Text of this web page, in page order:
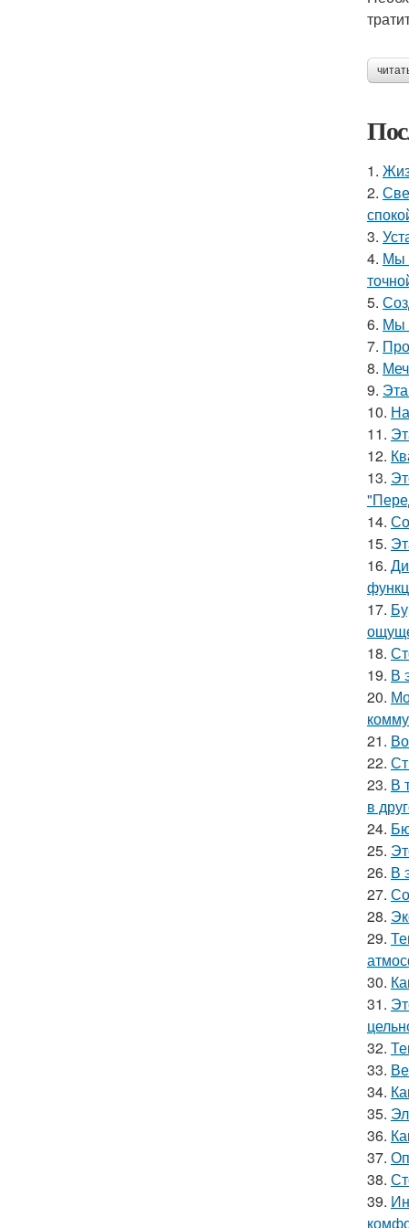
1.
2.
3.
4. Мы
5.
6. Мы
7.
8.
9.
10.
11.
12.
13.
14.
15.
16.
17.
18.
19. В
20.
21.
22.
23. В
в
24.
25.
26. В
27.
28.
29.
30.
31.
32.
33.
34.
35.
36.
37.
38.
39.